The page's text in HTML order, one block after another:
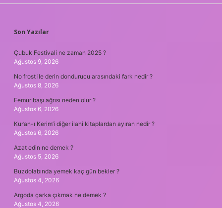
SIDEBAR
Son Yazılar
Çubuk Festivali ne zaman 2025 ?
Ağustos 9, 2026
No frost ile derin dondurucu arasındaki fark nedir ?
Ağustos 8, 2026
Femur başı ağrısı neden olur ?
Ağustos 6, 2026
Kur’an-ı Kerim’i diğer ilahi kitaplardan ayıran nedir ?
Ağustos 6, 2026
Azat edin ne demek ?
Ağustos 5, 2026
Buzdolabında yemek kaç gün bekler ?
Ağustos 4, 2026
Argoda çarka çıkmak ne demek ?
Ağustos 4, 2026